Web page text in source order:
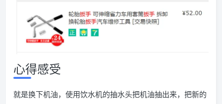
心得感受
就是换下机油，使用饮水机的抽水头把机油抽出来，把新的